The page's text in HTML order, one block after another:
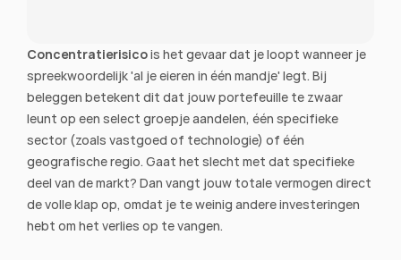
Concentratierisico is het gevaar dat je loopt wanneer je
spreekwoordelijk 'al je eieren in één mandje' legt. Bij
beleggen betekent dit dat jouw portefeuille te zwaar
leunt op een select groepje aandelen, één specifieke
sector (zoals vastgoed of technologie) of één
geografische regio. Gaat het slecht met dat specifieke
deel van de markt? Dan vangt jouw totale vermogen direct
de volle klap op, omdat je te weinig andere investeringen
hebt om het verlies op te vangen.